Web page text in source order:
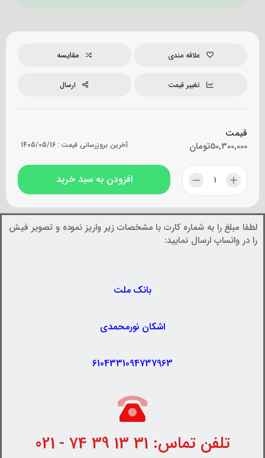
علاقه مندی مقایسه
تغییر قیمت ارسال
قیمت
تومان50,300,000 آخرین بروزرسانی قیمت :1405/05/16
افزودن به سبد خرید
لطفا مبلغ را به شماره کارت با مشخصات زیر واریز نموده و تصویر فیش
را در واتساپ ارسال نمایید:
بانک ملت
اشکان نورمحمدی
6104331094737963
تلفن تماس: 31 13 39 74 - 021